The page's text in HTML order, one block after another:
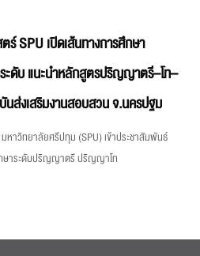
SPU เปิดเส้นทางการศึกษา
ะดับ แนะนำหลักสูตรปริญญาตรี–โท–
ส่งเสริมงานสอบสวน จ.นครปฐม
าวิทยาลัยศรีปทุม (SPU) เข้าประชาสัมพันธ์
ษาระดับปริญญาตรี ปริญญาโท